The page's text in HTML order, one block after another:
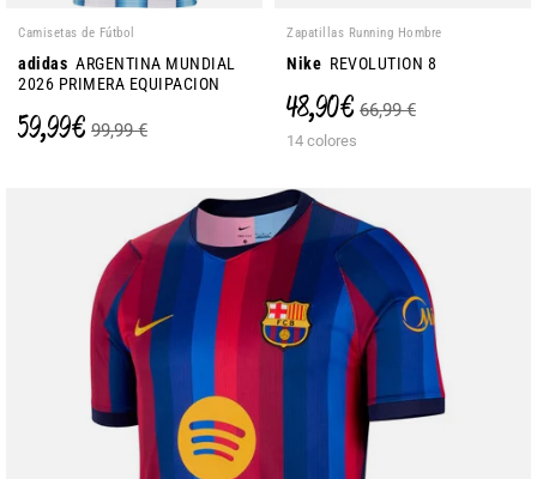
Camisetas de Fútbol
adidas ARGENTINA MUNDIAL
2026 PRIMERA EQUIPACION
59,99 € 99,99 €
Zapatillas Running Hombre
Nike REVOLUTION 8
48,90 € 66,99 €
14 colores